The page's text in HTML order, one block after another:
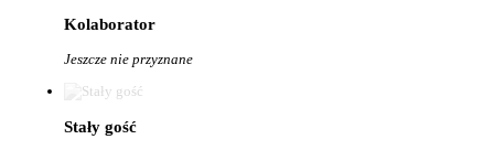
Kolaborator
Jeszcze nie przyznane
Stały gość